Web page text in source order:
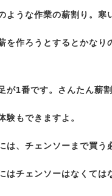
ような作業の薪割り。寒
を作ろうとするとかな
が1番です。さんたん薪
験もできますよ。
は、チェンソーまで買
はチェンソーはなくては